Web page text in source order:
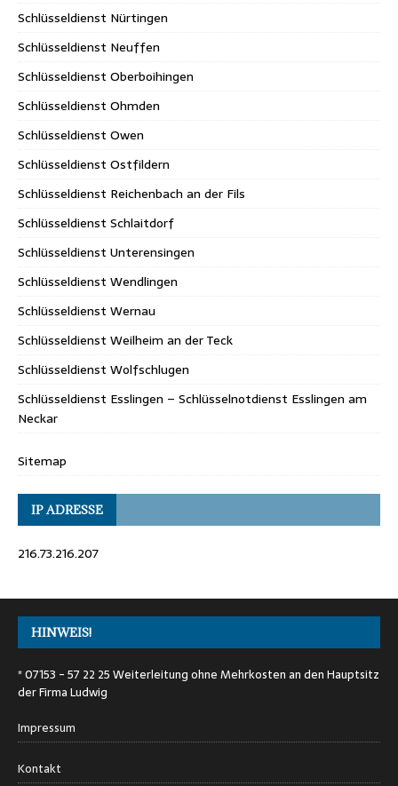
Schlüsseldienst Nürtingen
Schlüsseldienst Neuffen
Schlüsseldienst Oberboihingen
Schlüsseldienst Ohmden
Schlüsseldienst Owen
Schlüsseldienst Ostfildern
Schlüsseldienst Reichenbach an der Fils
Schlüsseldienst Schlaitdorf
Schlüsseldienst Unterensingen
Schlüsseldienst Wendlingen
Schlüsseldienst Wernau
Schlüsseldienst Weilheim an der Teck
Schlüsseldienst Wolfschlugen
Schlüsseldienst Esslingen – Schlüsselnotdienst Esslingen am
Neckar
Sitemap
IP ADRESSE
216.73.216.207
HINWEIS!
* 07153 - 57 22 25 Weiterleitung ohne Mehrkosten an den Hauptsitz
der Firma Ludwig
Impressum
Kontakt